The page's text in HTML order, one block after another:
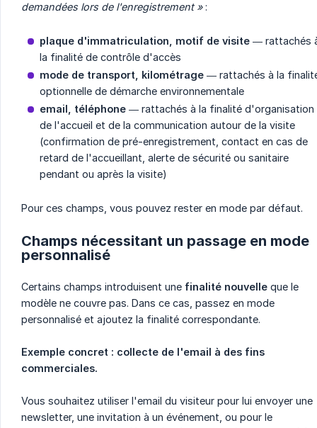
demandées lors de l'enregistrement »:
plaque d'immatriculation, motif de visite — rattachés
la finalité de contrôle d'accès
mode de transport, kilométrage — rattachés à la
optionnelle de démarche environnementale
email, téléphone — rattachés à la finalité d'organisation
de l'accueil et de la communication autour de la visite
(confirmation de pré-enregistrement, contact en cas de
retard de l'accueillant, alerte de sécurité ou sanitaire
pendant ou après la visite)
Pour ces champs, vous pouvez rester en mode par défaut.
Champs nécessitant un passage en mode
personnalisé
Certains champs introduisent une finalité nouvelle que le
modèle ne couvre pas. Dans ce cas, passez en mode
personnalisé et ajoutez la finalité correspondante.
Exemple concret : collecte de l'email à des fins
commerciales.
Vous souhaitez utiliser l'email du visiteur pour lui envoyer une
newsletter, une invitation à un événement, ou pour le